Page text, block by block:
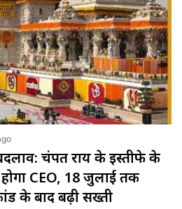
बदलाव: चंपत राय के इस्तीफे के
CEO, 18 जुलाई तक
के बाद बढ़ी सख्ती